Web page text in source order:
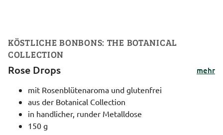
KÖSTLICHE BONBONS: THE BOTANICAL
COLLECTION
Rose Drops
mehr
mit Rosenblütenaroma und glutenfrei
aus der Botanical Collection
in handlicher, runder Metalldose
150 g